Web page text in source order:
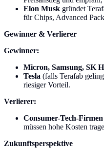
Elon Musk gründet
für Chips, Advanced
Gewinner & Verlierer
Gewinner:
Micron, Samsung, SK
Tesla (falls Terafab
riesiger Vorteil.
Verlierer:
Consumer-Tech-Firmen
müssen hohe Kosten
Zukunftsperspektive